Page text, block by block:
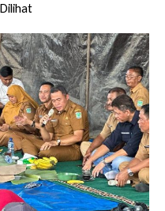
Internasional WSO,
Webinar
Terseret Perkara
Sesuai Dokumen